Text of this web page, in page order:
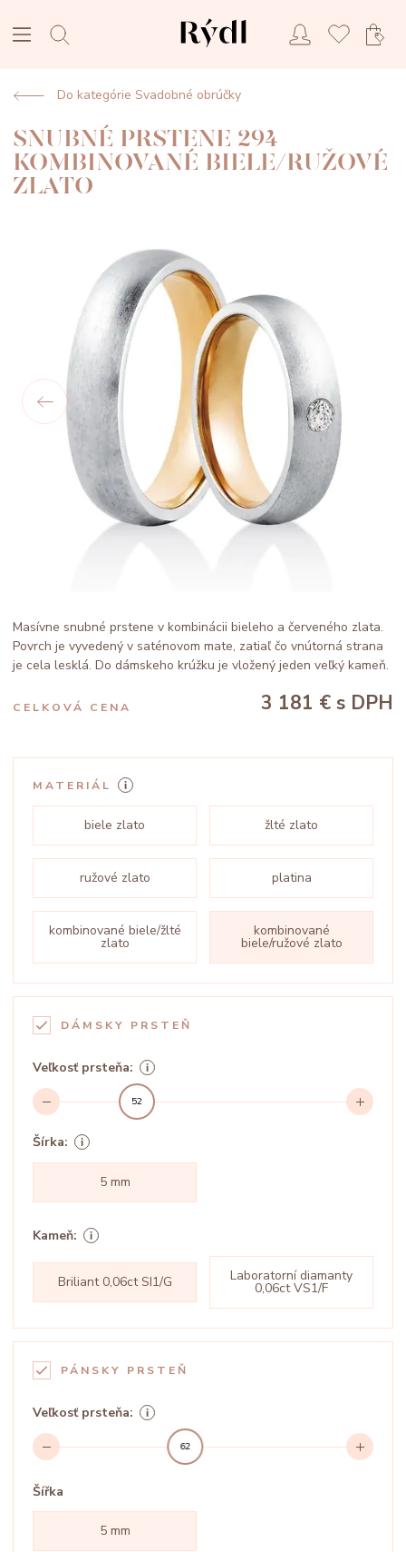
Do kategórie Svadobné obrúčky
SNUBNÉ PRSTENE 294
KOMBINOVANÉ BIELE/RUŽOVÉ
ZLATO
Masívne snubné prstene v kombinácii bieleho a červeného zlata.
Povrch je vyvedený v saténovom mate, zatiaľ čo vnútorná strana
je cela lesklá. Do dámskeho krúžku je vložený jeden veľký kameň.
CELKOVÁ CENA 3 181 € s DPH
MATERIÁL
biele zlato žlté zlato
ružové zlato platina
kombinované biele/žlté
zlato
kombinované
biele/ružové zlato
DÁMSKY PRSTEŇ
Veľkosť prsteňa:
52
Šírka:
5 mm
Kameň:
Briliant 0,06ct SI1/G Laboratorní diamanty
0,06ct VS1/F
PÁNSKY PRSTEŇ
Veľkosť prsteňa:
62
Šířka
5 mm